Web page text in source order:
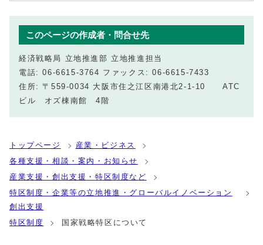
このページの作成者・問合せ先
経済戦略局 立地推進部 立地推進担当
電話: 06‐6615‐3764 ファックス: 06‐6615‐7433
住所: 〒559-0034 大阪市住之江区南港北2‐1‐10 ATC
ビル オズ棟南館 4階
トップページ
産業・ビジネス
各種支援・相談・案内・お知らせ
産業支援・創出支援・特区制度など
特区制度・企業等の立地推進・グローバルイノベーション
創出支援
特区制度
国家戦略特区について